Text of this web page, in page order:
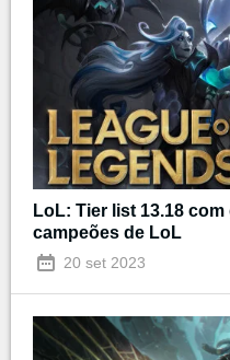
LoL: Tier list 13.18
campeões de LoL
20 set 2023